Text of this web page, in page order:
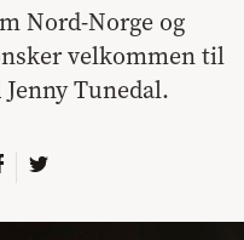
Nord-Norge og
velkommen til
Tunedal.